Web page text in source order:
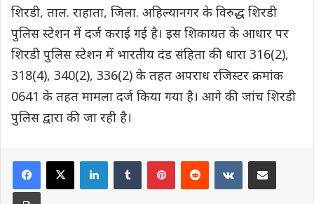
शिरडी, ताल. राहाता, जिला. अहिल्यानगर के विरुद्ध शिरडी
पुलिस स्टेशन में दर्ज कराई गई है। इस शिकायत के आधार पर
शिरडी पुलिस स्टेशन में भारतीय दंड संहिता की धारा 316(2),
318(4), 340(2), 336(2) के तहत अपराध रजिस्टर क्रमांक
0641 के तहत मामला दर्ज किया गया है। आगे की जांच शिरडी
पुलिस द्वारा की जा रही है।
LinkedIn VKontakte